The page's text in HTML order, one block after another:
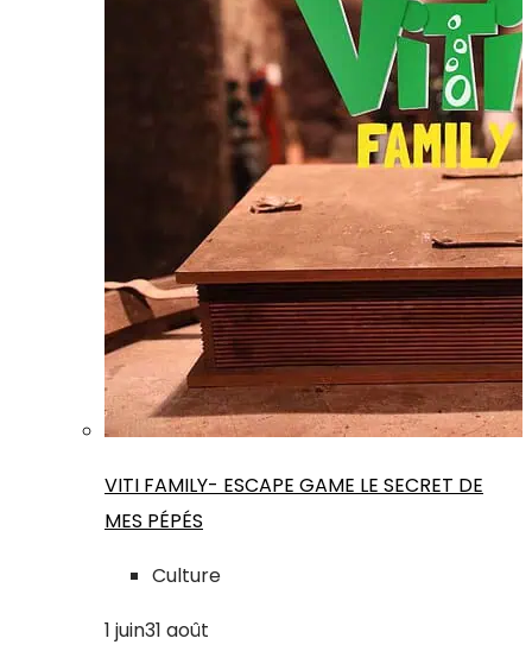
VITI FAMILY- ESCAPE GAME LE SECRET DE
MES PÉPÉS
Culture
1 juin31 août